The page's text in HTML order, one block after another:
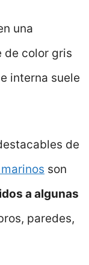
una
de color gris
interna suele
de
son
a algunas
paredes,